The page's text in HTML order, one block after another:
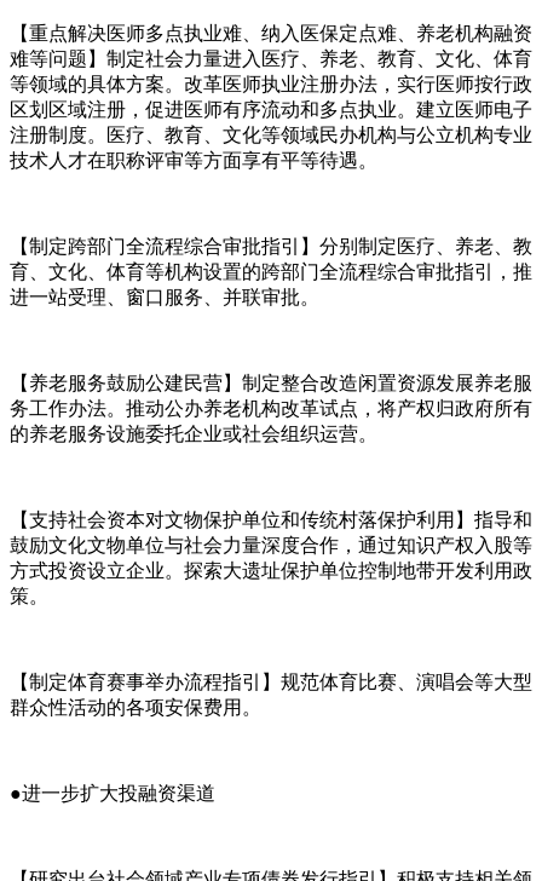
【重点解决医师多点执业难、纳入医保定点难、养老机构融资
难等问题】制定社会力量进入医疗、养老、教育、文化、体育
等领域的具体方案。改革医师执业注册办法，实行医师按行政
区划区域注册，促进医师有序流动和多点执业。建立医师电子
注册制度。医疗、教育、文化等领域民办机构与公立机构专业
技术人才在职称评审等方面享有平等待遇。
【制定跨部门全流程综合审批指引】分别制定医疗、养老、教
育、文化、体育等机构设置的跨部门全流程综合审批指引，推
进一站受理、窗口服务、并联审批。
【养老服务鼓励公建民营】制定整合改造闲置资源发展养老服
务工作办法。推动公办养老机构改革试点，将产权归政府所有
的养老服务设施委托企业或社会组织运营。
【支持社会资本对文物保护单位和传统村落保护利用】指导和
鼓励文化文物单位与社会力量深度合作，通过知识产权入股等
方式投资设立企业。探索大遗址保护单位控制地带开发利用政
策。
【制定体育赛事举办流程指引】规范体育比赛、演唱会等大型
群众性活动的各项安保费用。
●进一步扩大投融资渠道